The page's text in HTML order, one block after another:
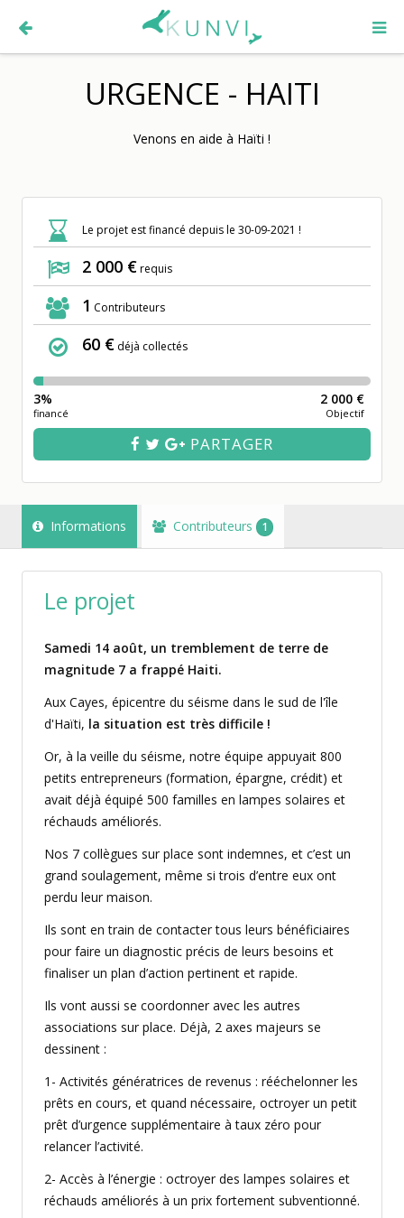
URGENCE - HAITI
Venons en aide à Haïti !
Le projet est financé depuis le 30-09-2021 !
2 000 €requis
1 Contributeurs
60 € déjà collectés
3%
financé
2 000 €
Objectif
PARTAGER
Informations Contributeurs 1
Le projet
Samedi 14 août, un tremblement de terre de
magnitude 7 a frappé Haiti.
Aux Cayes, épicentre du séisme dans le sud de l'île
d'Haïti, la situation est très difficile !
Or, à la veille du séisme, notre équipe appuyait 800
petits entrepreneurs (formation, épargne, crédit) et
avait déjà équipé 500 familles en lampes solaires et
réchauds améliorés.
Nos 7 collègues sur place sont indemnes, et c’est un
grand soulagement, même si trois d’entre eux ont
perdu leur maison.
Ils sont en train de contacter tous leurs bénéficiaires
pour faire un diagnostic précis de leurs besoins et
finaliser un plan d’action pertinent et rapide.
Ils vont aussi se coordonner avec les autres
associations sur place. Déjà, 2 axes majeurs se
dessinent :
1- Activités génératrices de revenus : rééchelonner les
prêts en cours, et quand nécessaire, octroyer un petit
prêt d’urgence supplémentaire à taux zéro pour
relancer l’activité.
2- Accès à l’énergie : octroyer des lampes solaires et
réchauds améliorés à un prix fortement subventionné.